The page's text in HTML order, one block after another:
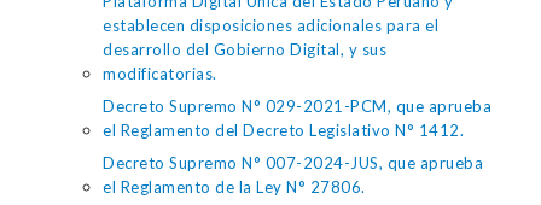
establecen disposiciones adicionales para el
desarrollo del Gobierno Digital, y sus
modificatorias.
Decreto Supremo N° 029-2021-PCM, que aprueba
el Reglamento del Decreto Legislativo N° 1412.
Decreto Supremo N° 007-2024-JUS, que aprueba
el Reglamento de la Ley N° 27806.